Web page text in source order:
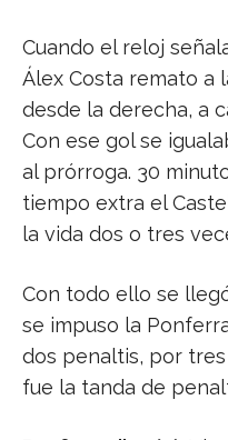
Cuando el reloj
Álex Costa remato a
desde la derecha, a
Con ese gol se
al prórroga. 30
tiempo extra el
la vida dos o tres
Con todo ello se
se impuso la
dos penaltis, por
fue la tanda de